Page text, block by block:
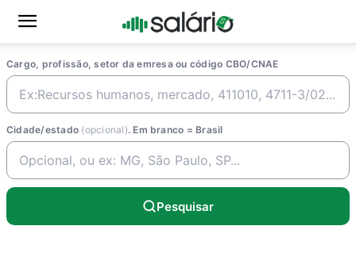
Cargo, profissão, setor da emresa ou código CBO/CNAE
Cidade/estado (opcional). Em branco = Brasil
Pesquisar